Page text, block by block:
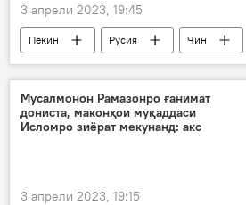
3 апрели 2023, 19:45
Пекин Русия Чин
Дар ҷаҳон
ҳамкорӣ
Мусалмонон Рамазонро ғанимат
дониста, маконҳои муқаддаси
Исломро зиёрат мекунанд: акс
3 апрели 2023, 19:15